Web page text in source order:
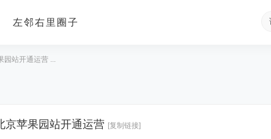
左邻右里圈子
园站开通运营 ...
京苹果园站开通运营 [复制链接]